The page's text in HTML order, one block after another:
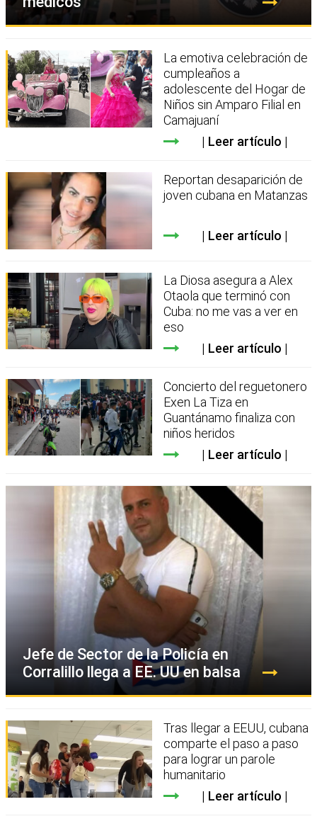
La emotiva celebración de
cumpleaños a
adolescente del Hogar de
Niños sin Amparo Filial en
Camajuaní
Leer artículo
Reportan desaparición de
joven cubana en Matanzas
Leer artículo
La Diosa asegura a Alex
Otaola que terminó con
Cuba: no me vas a ver en
eso
Leer artículo
Concierto del reguetonero
Exen La Tiza en
Guantánamo finaliza con
niños heridos
Leer artículo
Jefe de Sector de la Policía en
Corralillo llega a EE. UU en balsa
Tras llegar a EEUU, cubana
comparte el paso a paso
para lograr un parole
humanitario
Leer artículo